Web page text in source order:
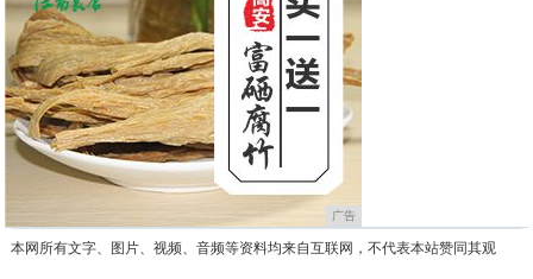
广告
本网所有文字、图片、视频、音频等资料均来自互联网，不代表本站赞同其观